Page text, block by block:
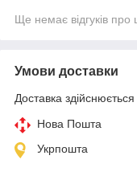
Ще немає відгуків про
Умови доставки
Доставка
Нова Пошта
Укрпошта